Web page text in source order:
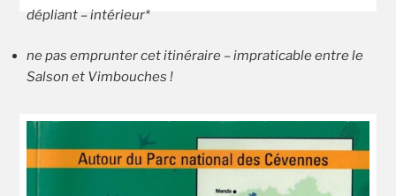
dépliant – intérieur*
ne pas emprunter cet itinéraire – impraticable entre le
Salson et Vimbouches !